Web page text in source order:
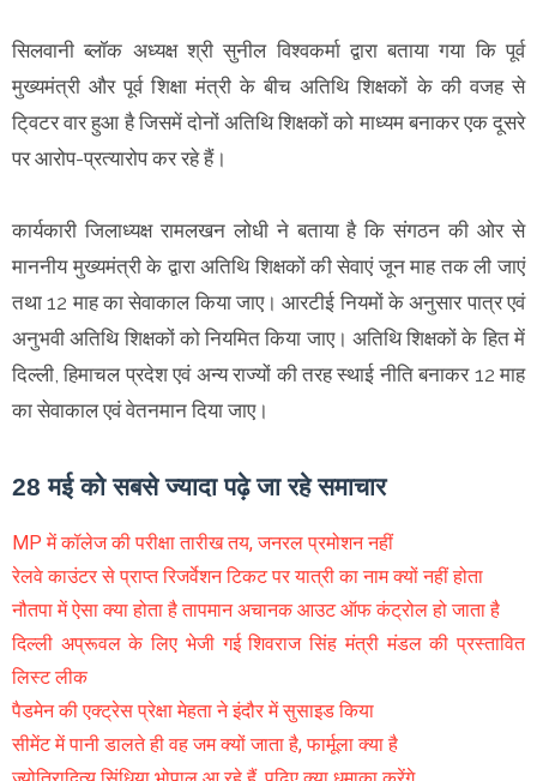
सिलवानी ब्लॉक अध्यक्ष श्री सुनील विश्वकर्मा द्वारा बताया गया कि पूर्व
मुख्यमंत्री और पूर्व शिक्षा मंत्री के बीच अतिथि शिक्षकों के की वजह से
टि्वटर वार हुआ है जिसमें दोनों अतिथि शिक्षकों को माध्यम बनाकर एक दूसरे
पर आरोप-प्रत्यारोप कर रहे हैं।
कार्यकारी जिलाध्यक्ष रामलखन लोधी ने बताया है कि संगठन की ओर से
माननीय मुख्यमंत्री के द्वारा अतिथि शिक्षकों की सेवाएं जून माह तक ली जाएं
तथा 12 माह का सेवाकाल किया जाए। आरटीई नियमों के अनुसार पात्र एवं
अनुभवी अतिथि शिक्षकों को नियमित किया जाए। अतिथि शिक्षकों के हित में
दिल्ली, हिमाचल प्रदेश एवं अन्य राज्यों की तरह स्थाई नीति बनाकर 12 माह
का सेवाकाल एवं वेतनमान दिया जाए।
28 मई को सबसे ज्यादा पढ़े जा रहे समाचार
MP में कॉलेज की परीक्षा तारीख तय, जनरल प्रमोशन नहीं
रेलवे काउंटर से प्राप्त रिजर्वेशन टिकट पर यात्री का नाम क्यों नहीं होता
नौतपा में ऐसा क्या होता है तापमान अचानक आउट ऑफ कंट्रोल हो जाता है
दिल्ली अप्रूवल के लिए भेजी गई शिवराज सिंह मंत्री मंडल की प्रस्तावित
लिस्ट लीक
पैडमेन की एक्ट्रेस प्रेक्षा मेहता ने इंदौर में सुसाइड किया
सीमेंट में पानी डालते ही वह जम क्यों जाता है, फार्मूला क्या है